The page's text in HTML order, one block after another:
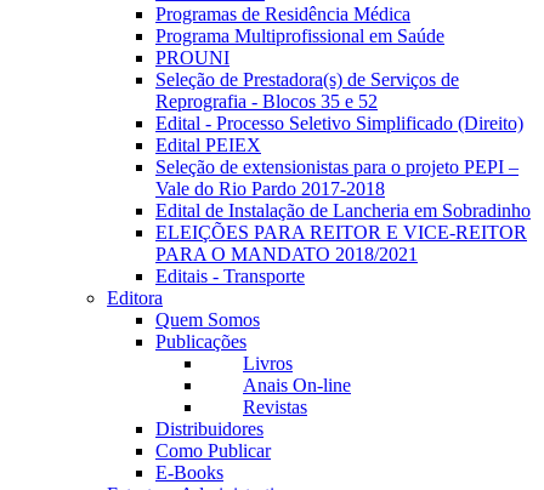
Programas de Residência Médica
Programa Multiprofissional em Saúde
PROUNI
Seleção de Prestadora(s) de Serviços de
Reprografia - Blocos 35 e 52
Edital - Processo Seletivo Simplificado (Direito)
Edital PEIEX
Seleção de extensionistas para o projeto PEPI –
Vale do Rio Pardo 2017-2018
Edital de Instalação de Lancheria em Sobradinho
ELEIÇÕES PARA REITOR E VICE-REITOR
PARA O MANDATO 2018/2021
Editais - Transporte
Editora
Quem Somos
Publicações
Livros
Anais On-line
Revistas
Distribuidores
Como Publicar
E-Books